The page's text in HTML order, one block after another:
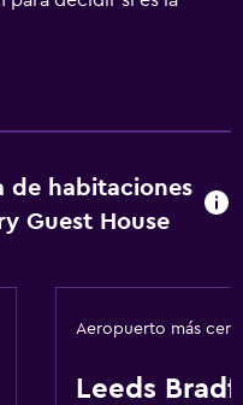
de habitaciones
Guest House
Aeropuerto más
Leeds